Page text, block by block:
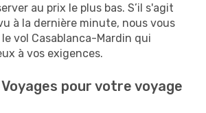
au prix le plus bas. S’il s'agit
à la dernière minute, nous vous
vol Casablanca-Mardin qui
à vos exigences.
Voyages pour votre voyage